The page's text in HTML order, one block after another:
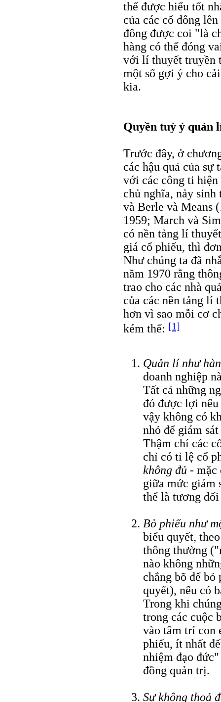
thể được hiểu tốt
của các cổ đông
đông được coi "là
hàng có thể đóng
với lí thuyết truyền
một số gợi ý cho
kia.
Quyền tuỳ ý quản
Trước đây, ở
các hậu quả của sự
với các công ti
chủ nghĩa, nảy
và Berle và Means
1959; March và
có nền tảng lí
giá cổ phiếu, thì
Như chúng ta đã
năm 1970 rằng
trao cho các nhà
của các nền tảng lí
hơn vì sao mỗi cơ
kém thế: [1]
Quản lí như
doanh nghiệp
Tất cả những
đó được lợi
vậy không có
nhỏ để giám
Thậm chí các
chỉ có tỉ lệ cổ
không đủ - mặc
giữa mức giám
thể là tương đối
Bỏ phiếu như
biểu quyết,
thông thường
nào không
chẳng bõ để bỏ
quyết), nếu có
Trong khi
trong các cuộc
vào tâm trí con
phiếu, ít nhất
nhiệm đạo
đồng quản trị.
Sự không thoả